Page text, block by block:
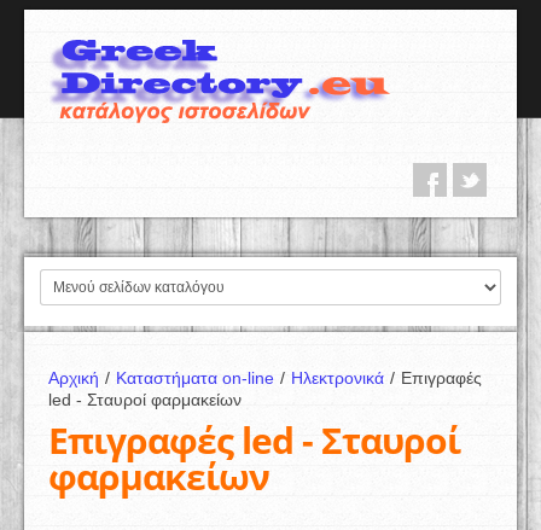
Αρχική / Καταστήματα on-line / Ηλεκτρονικά / Επιγραφές
led - Σταυροί φαρμακείων
Επιγραφές led - Σταυροί
φαρμακείων